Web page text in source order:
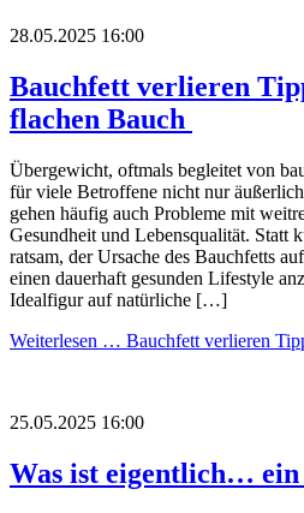
28.05.2025 16:00
Bauchfett verlieren
flachen Bauch
Übergewicht, oftmals begleitet von
für viele Betroffene nicht nur
gehen häufig auch Probleme mit
Gesundheit und Lebensqualität. Statt
ratsam, der Ursache des Bauchfetts
einen dauerhaft gesunden Lifestyle
Idealfigur auf natürliche […]
Weiterlesen … Bauchfett verlieren
25.05.2025 16:00
Was ist eigentlich… ein